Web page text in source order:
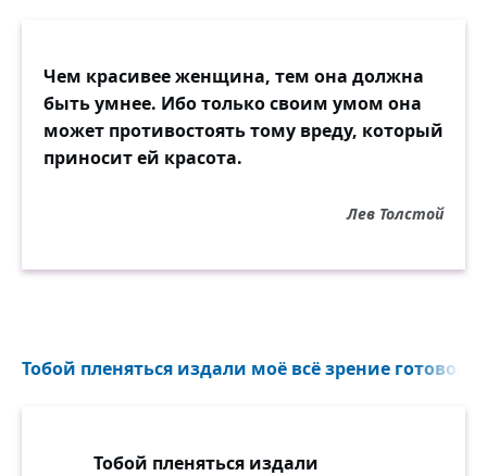
Чем красивее женщина, тем она должна
быть умнее. Ибо только своим умом она
может противостоять тому вреду, который
приносит ей красота.
Лев Толстой
Тобой пленяться издали моё всё зрение готово...
Тобой пленяться издали